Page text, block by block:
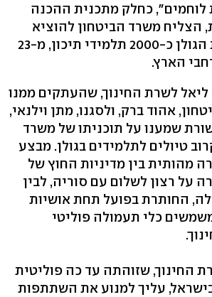
לוחמים", כחלק מתכנית ההכנה
הצליח משרד הביטחון להוציא
ליום סיורים ברמת הגולן כ-2000 תלמידי תיכון, מ-23
הארץ.
לשרת החינוך, שהעתקים ממנו
אהוד ברק, ולסגנו, מתן וילנאי,
שמענו על תוכניתו של משרד
טיולים לתלמידים בגולן. מבצע
מהותית בין מדיניות החוץ של
על רצון לשלום עם סוריה, לבין
החותרת בפועל תחת אושיות
כלי תעמולה פוליטי
החינוך, שזוהתה עד כה פוליטית
עליך למנוע את השתתפות